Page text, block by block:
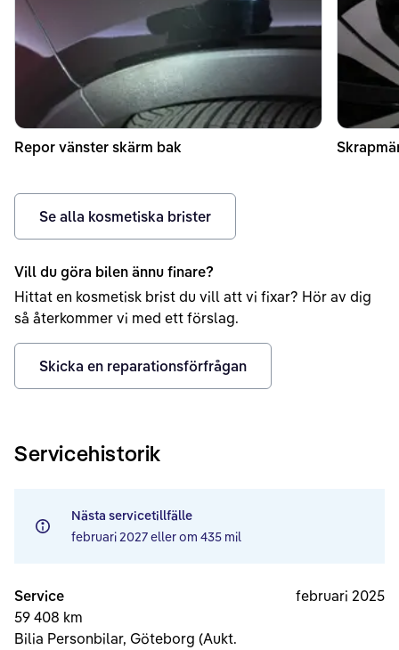
Repor vänster skärm bak
Se alla kosmetiska brister
Vill du göra bilen ännu finare?
Hittat en kosmetisk brist du vill att vi fixar? Hör av dig
så återkommer vi med ett förslag.
Skicka en reparationsförfrågan
Servicehistorik
Nästa servicetillfälle
februari 2027eller om 435 mil
Service
59 408 km
Bilia Personbilar, Göteborg (Aukt.
februari 2025